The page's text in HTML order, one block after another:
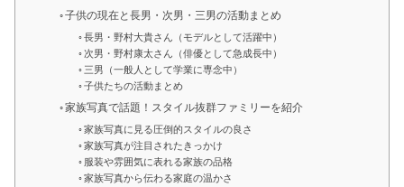
子供の現在と長男・次男・三男の活動まとめ
長男・野村大貴さん（モデルとして活躍中）
次男・野村康太さん（俳優として急成長中）
三男（一般人として学業に専念中）
子供たちの活動まとめ
家族写真で話題！スタイル抜群ファミリーを紹介
家族写真に見る圧倒的スタイルの良さ
家族写真が注目されたきっかけ
服装や雰囲気に表れる家族の品格
家族写真から伝わる家庭の温かさ